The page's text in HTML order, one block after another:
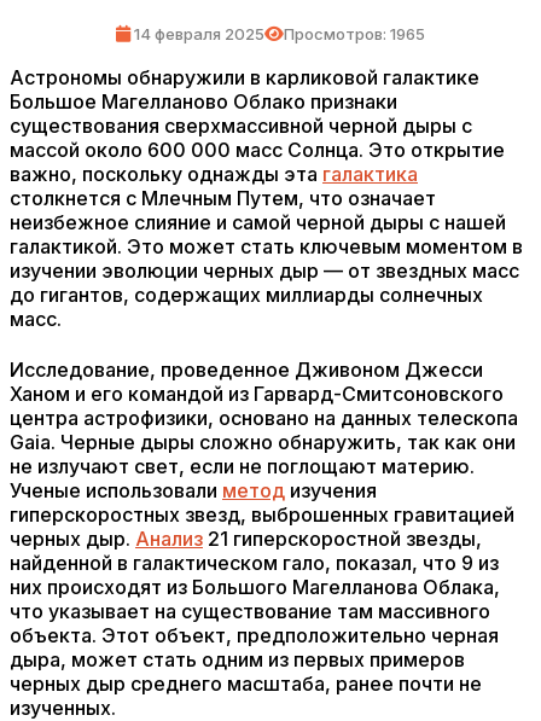
14 февраля 2025 Просмотров: 1965
Астрономы обнаружили в карликовой галактике
Большое Магелланово Облако признаки
существования сверхмассивной черной дыры с
массой около 600 000 масс Солнца. Это открытие
важно, поскольку однажды эта галактика
столкнется с Млечным Путем, что означает
неизбежное слияние и самой черной дыры с нашей
галактикой. Это может стать ключевым моментом в
изучении эволюции черных дыр — от звездных масс
до гигантов, содержащих миллиарды солнечных
масс.
Исследование, проведенное Дживоном Джесси
Ханом и его командой из Гарвард-Смитсоновского
центра астрофизики, основано на данных телескопа
Gaia. Черные дыры сложно обнаружить, так как они
не излучают свет, если не поглощают материю.
Ученые использовали метод изучения
гиперскоростных звезд, выброшенных гравитацией
черных дыр. Анализ 21 гиперскоростной звезды,
найденной в галактическом гало, показал, что 9 из
них происходят из Большого Магелланова Облака,
что указывает на существование там массивного
объекта. Этот объект, предположительно черная
дыра, может стать одним из первых примеров
черных дыр среднего масштаба, ранее почти не
изученных.